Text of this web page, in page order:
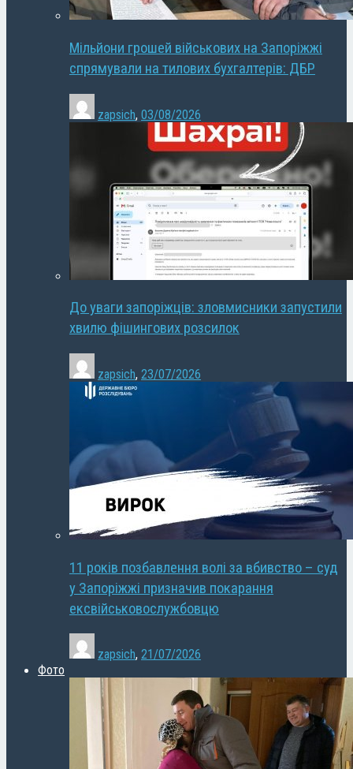
Мільйони грошей військових на Запоріжжі
спрямували на тилових бухгалтерів: ДБР
zapsich, 03/08/2026
До уваги запоріжців: зловмисники запустили
хвилю фішингових розсилок
zapsich, 23/07/2026
11 років позбавлення волі за вбивство – суд
у Запоріжжі призначив покарання
ексвійськовослужбовцю
zapsich, 21/07/2026
Фото